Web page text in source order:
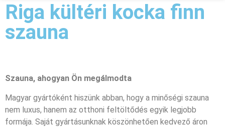
Riga kültéri kocka finn
szauna
Szauna, ahogyan Ön megálmodta
Magyar gyártóként hiszünk abban, hogy a minőségi szauna
nem luxus, hanem az otthoni feltöltődés egyik legjobb
formája. Saját gyártásunknak köszönhetően kedvező áron